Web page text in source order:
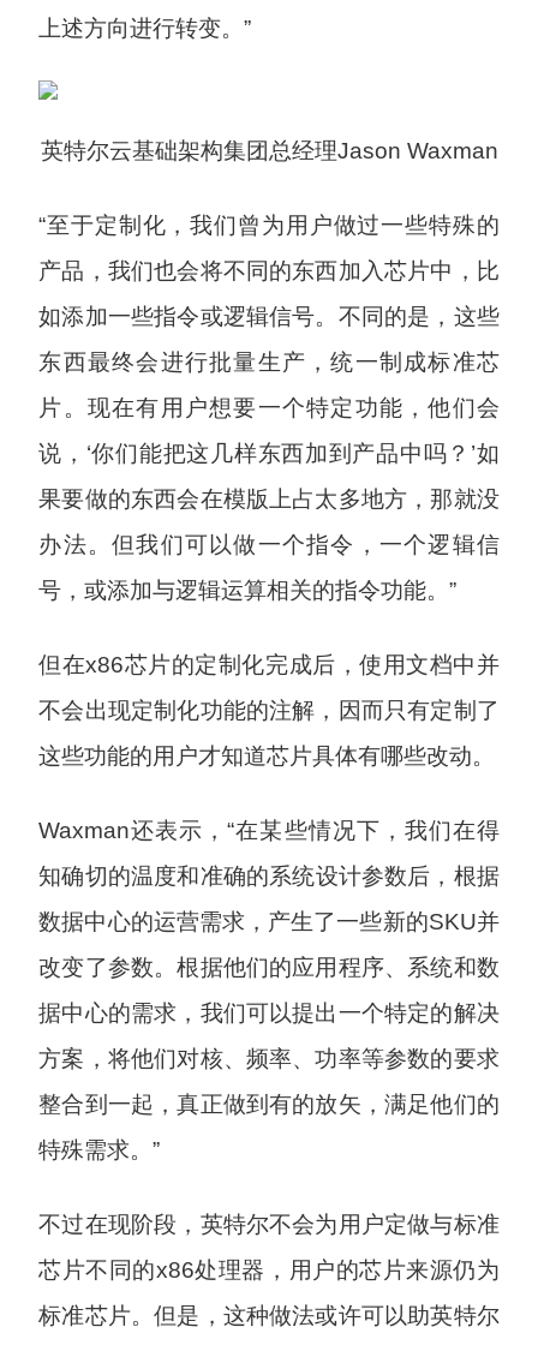
上述方向进行转变。”
英特尔云基础架构集团总经理Jason Waxman
“至于定制化，我们曾为用户做过一些特殊的
产品，我们也会将不同的东西加入芯片中，比
如添加一些指令或逻辑信号。不同的是，这些
东西最终会进行批量生产，统一制成标准芯
片。现在有用户想要一个特定功能，他们会
说，‘你们能把这几样东西加到产品中吗？’如
果要做的东西会在模版上占太多地方，那就没
办法。但我们可以做一个指令，一个逻辑信
号，或添加与逻辑运算相关的指令功能。”
但在x86芯片的定制化完成后，使用文档中并
不会出现定制化功能的注解，因而只有定制了
这些功能的用户才知道芯片具体有哪些改动。
Waxman还表示，“在某些情况下，我们在得
知确切的温度​​和准确的系统设计参数后，根据
数据中心的运营需求，产生了一些新的SKU并
改变了参数。根据他们的应用程序、系统和数
据中心的需求，我们可以提出一个特定的解决
方案，将他们对核、频率、功率等参数的要求
整合到一起，真正做到有的放矢，满足他们的
特殊需求。”
不过在现阶段，英特尔不会为用户定做与标准
芯片不同的x86处理器，用户的芯片来源仍为
标准芯片。但是，这种做法或许可以助英特尔